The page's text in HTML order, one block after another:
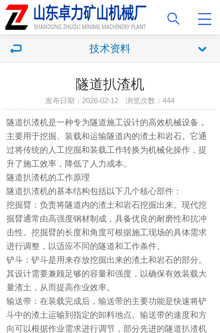
技术资料
隧道扒渣机
发布日期：2026-02-12 浏览次数：444
隧道扒渣机是一种专为隧道施工设计的高效机械设备，
主要用于挖掘、装载和运输隧道内的渣土和岩石。它通
过将传统的人工挖掘和装载工作转换为机械化操作，提
升了施工效率，降低了人力成本。
隧道扒渣机的工作原理
隧道扒渣机的基本结构包括以下几个核心部件：
挖掘臂：负责将隧道内的渣土和岩石挖掘出来。现代挖
掘臂通常由高强度钢材制成，具备优良的耐磨性和抗冲
击性。挖掘臂的长度和角度可根据施工现场的具体需求
进行调整，以适应不同的隧道和工作条件。
铲斗：铲斗是用来存放挖掘出来的渣土和岩石的部分。
其设计需要兼顾足够的容量和强度，以确保有效装载大
量渣土，从而提高作业效率。
输送带：在装载完成后，输送带的主要功能是快速将铲
斗中的渣土运输到指定的卸料地点。输送带的速度和方
向可以根据作业需求进行调节，部分先进的隧道扒渣机